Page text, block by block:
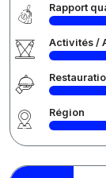
Rapport
Activités /
Région